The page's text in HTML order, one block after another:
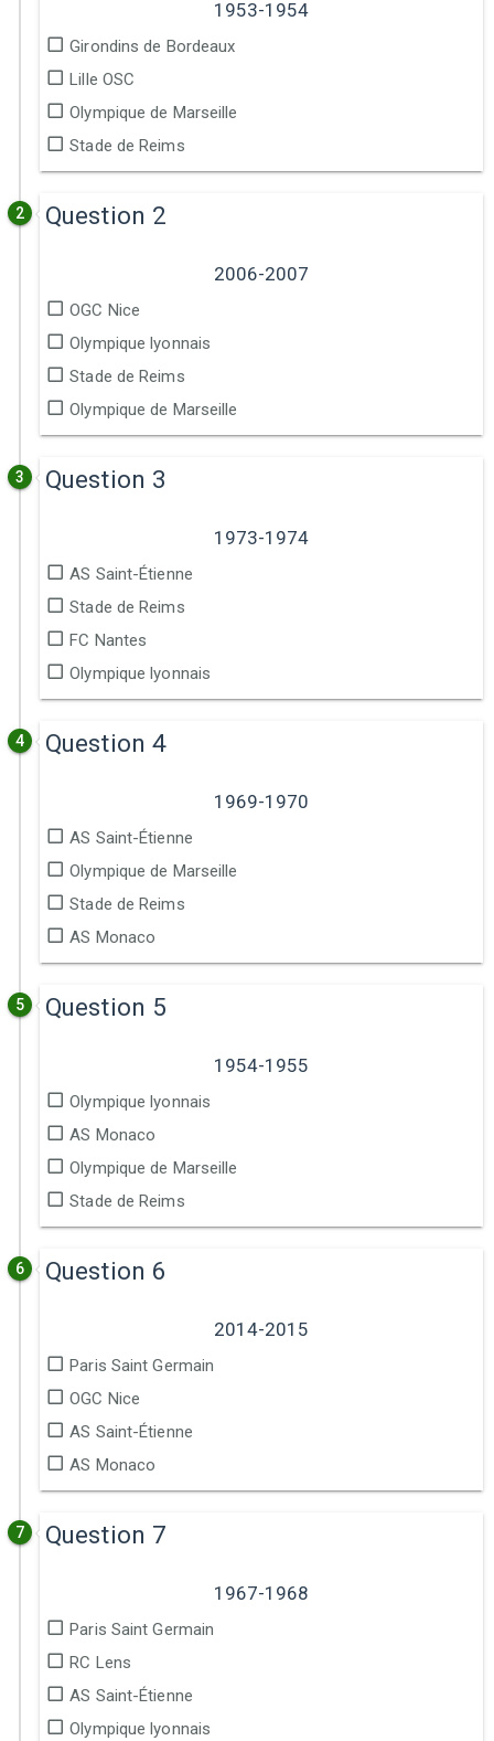
1953-1954
Girondins de Bordeaux
Lille OSC
Olympique de Marseille
Stade de Reims
2 Question 2
2006-2007
OGC Nice
Olympique lyonnais
Stade de Reims
Olympique de Marseille
3 Question 3
1973-1974
AS Saint-Étienne
Stade de Reims
FC Nantes
Olympique lyonnais
4 Question 4
1969-1970
AS Saint-Étienne
Olympique de Marseille
Stade de Reims
AS Monaco
5 Question 5
1954-1955
Olympique lyonnais
AS Monaco
Olympique de Marseille
Stade de Reims
6 Question 6
2014-2015
Paris Saint Germain
OGC Nice
AS Saint-Étienne
AS Monaco
7 Question 7
1967-1968
Paris Saint Germain
RC Lens
AS Saint-Étienne
Olympique lyonnais